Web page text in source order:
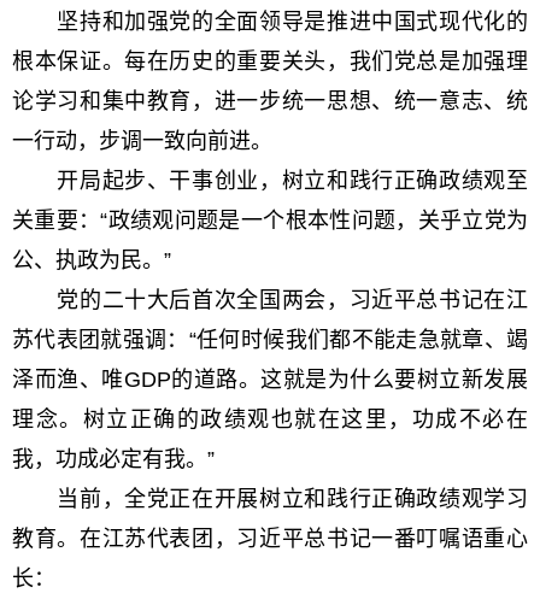
坚持和加强党的全面领导是推进中国式现代化的
根本保证。每在历史的重要关头，我们党总是加强理
论学习和集中教育，进一步统一思想、统一意志、统
一行动，步调一致向前进。
开局起步、干事创业，树立和践行正确政绩观至
关重要：“政绩观问题是一个根本性问题，关乎立党为
公、执政为民。”
党的二十大后首次全国两会，习近平总书记在江
苏代表团就强调：“任何时候我们都不能走急就章、竭
泽而渔、唯GDP的道路。这就是为什么要树立新发展
理念。树立正确的政绩观也就在这里，功成不必在
我，功成必定有我。”
当前，全党正在开展树立和践行正确政绩观学习
教育。在江苏代表团，习近平总书记一番叮嘱语重心
长：